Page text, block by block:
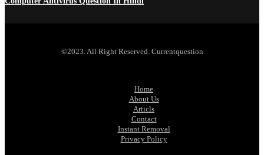
©2023. All Right Reserved. Currentquestion
Home
About Us
Articls
Contact
Instant Removal
Privacy Policy